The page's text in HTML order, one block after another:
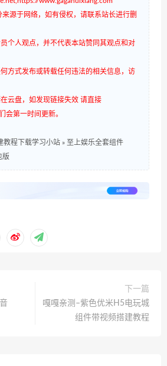
源于网络，如有侵权，请联系站长进行删
个人观点，并不代表本站赞同其观点和对
方式发布或转载任何违法的相关信息，访
云盘，如发现链接失效 请直接
会第一时间更新。
教程下载学习小站 » 至上娱乐全套组件
版
下一篇
嘎嘎亲测–紫色优米H5电玩城
组件带视频搭建教程